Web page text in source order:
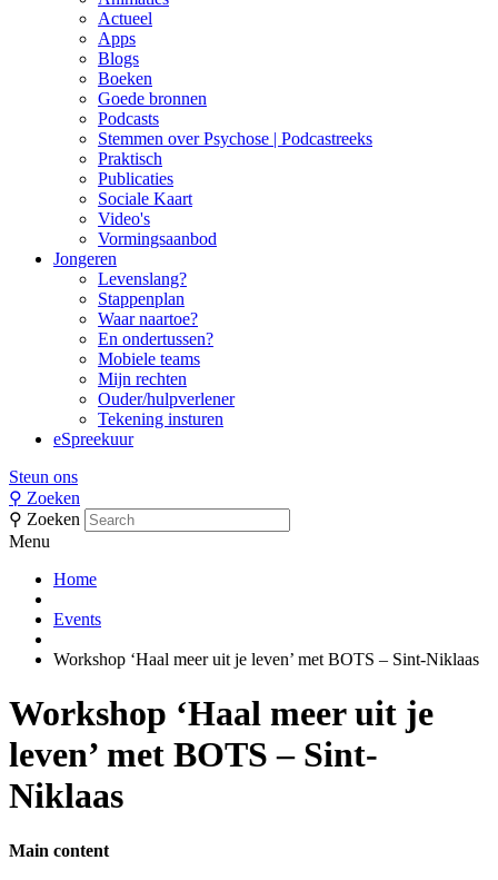
Actueel
Apps
Blogs
Boeken
Goede bronnen
Podcasts
Stemmen over Psychose | Podcastreeks
Praktisch
Publicaties
Sociale Kaart
Video's
Vormingsaanbod
Jongeren
Levenslang?
Stappenplan
Waar naartoe?
En ondertussen?
Mobiele teams
Mijn rechten
Ouder/hulpverlener
Tekening insturen
eSpreekuur
Steun ons
⚲ Zoeken
⚲ Zoeken
Menu
Home
Events
Workshop ‘Haal meer uit je leven’ met BOTS – Sint-Niklaas
Workshop ‘Haal meer uit je
leven’ met BOTS – Sint-
Niklaas
Main content